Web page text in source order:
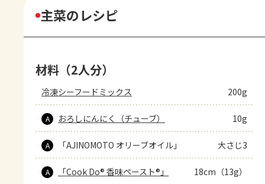
主菜のレシピ
材料（2人分）
冷凍シーフードミックス 200g
A おろしにんにく（チューブ） 10g
A 「AJINOMOTO オリーブオイル」 大さじ3
A 「Cook Do® 香味ペースト®」 18cm（13g）